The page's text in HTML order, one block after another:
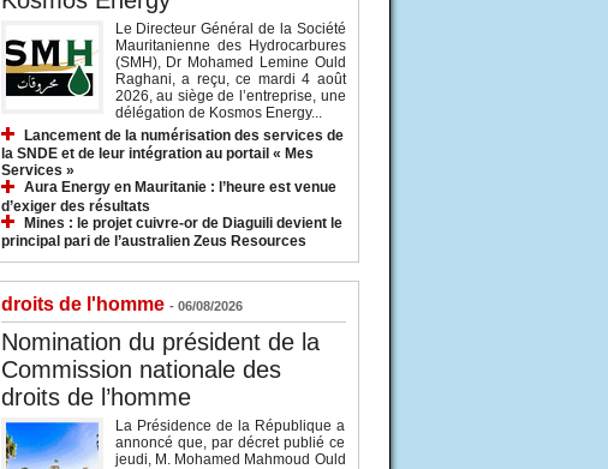
Le Directeur Général de la Société
Mauritanienne des Hydrocarbures
(SMH), Dr Mohamed Lemine Ould
Raghani, a reçu, ce mardi 4 août
2026, au siège de l’entreprise, une
délégation de Kosmos Energy...
Lancement de la numérisation des services de
la SNDE et de leur intégration au portail « Mes
Services »
Aura Energy en Mauritanie : l’heure est venue
d’exiger des résultats
Mines : le projet cuivre-or de Diaguili devient le
principal pari de l’australien Zeus Resources
droits de l'homme - 06/08/2026
Nomination du président de la
Commission nationale des
droits de l’homme
La Présidence de la République a
annoncé que, par décret publié ce
jeudi, M. Mohamed Mahmoud Ould